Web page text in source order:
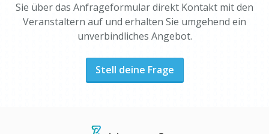
Sie über das Anfrageformular direkt Kontakt mit den
Veranstaltern auf und erhalten Sie umgehend ein
unverbindliches Angebot.
Stell deine Frage